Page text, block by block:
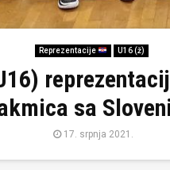
Reprezentacije U16 (ž)
sa
17. srpnja 2021.